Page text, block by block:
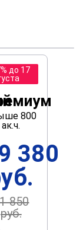
до 17
800
ак.ч.
380
850
руб.